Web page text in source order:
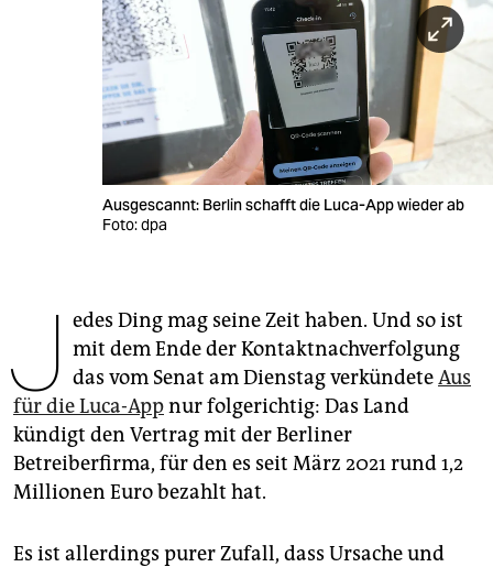
wahrheit
veranstaltungen
fragen & hilfe
genossenschaft
epaper login
Ausgescannt: Berlin schafft die Luca-App wieder ab
Foto: dpa
J edes Ding mag seine Zeit haben. Und so ist
mit dem Ende der Kontaktnachverfolgung
das vom Senat am Dienstag verkündeteAus
für die Luca-Appnur folgerichtig: Das Land
kündigt den Vertrag mit der Berliner
Betreiberfirma, für den es seit März 2021 rund 1,2
Millionen Euro bezahlt hat.
Es ist allerdings purer Zufall, dass Ursache und